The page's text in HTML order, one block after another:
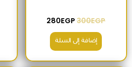
300EGP
280EGP
إضافة إلى السلة